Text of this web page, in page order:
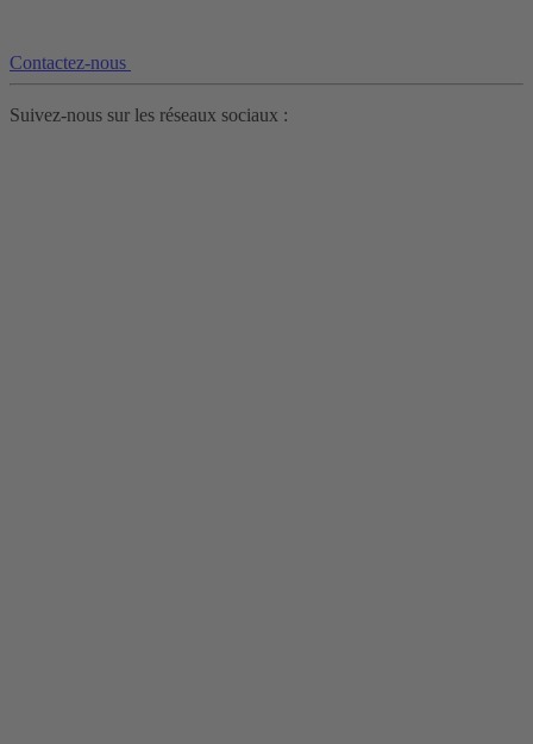
Contactez-nous
Suivez-nous sur les réseaux sociaux :